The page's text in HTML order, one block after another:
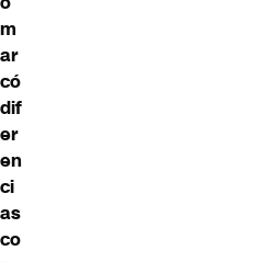
m
ar
có
dif
er
en
ci
as
co